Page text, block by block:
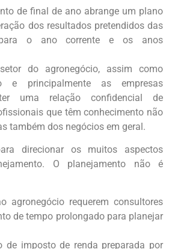
de final de ano abrange um plano
dos resultados pretendidos das
o ano corrente e os anos
do agronegócio, assim como
e principalmente as empresas
uma relação confidencial de
que têm conhecimento não
também dos negócios em geral.
direcionar os muitos aspectos
O planejamento não é
agronegócio requerem consultores
de tempo prolongado para planejar
de imposto de renda preparada por